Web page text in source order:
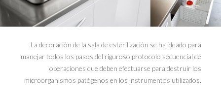
La decoración de la sala de esterilización se ha ideado para
manejar todos los pasos del riguroso protocolo secuencial de
operaciones que deben efectuarse para destruir los
microorganismos patógenos en los instrumentos utilizados.